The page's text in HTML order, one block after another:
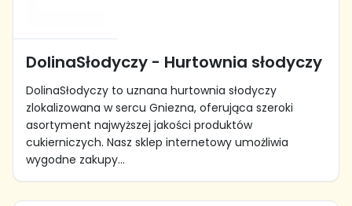
DolinaSłodyczy - Hurtownia słodyczy
DolinaSłodyczy to uznana hurtownia słodyczy
zlokalizowana w sercu Gniezna, oferująca szeroki
asortyment najwyższej jakości produktów
cukierniczych. Nasz sklep internetowy umożliwia
wygodne zakupy...